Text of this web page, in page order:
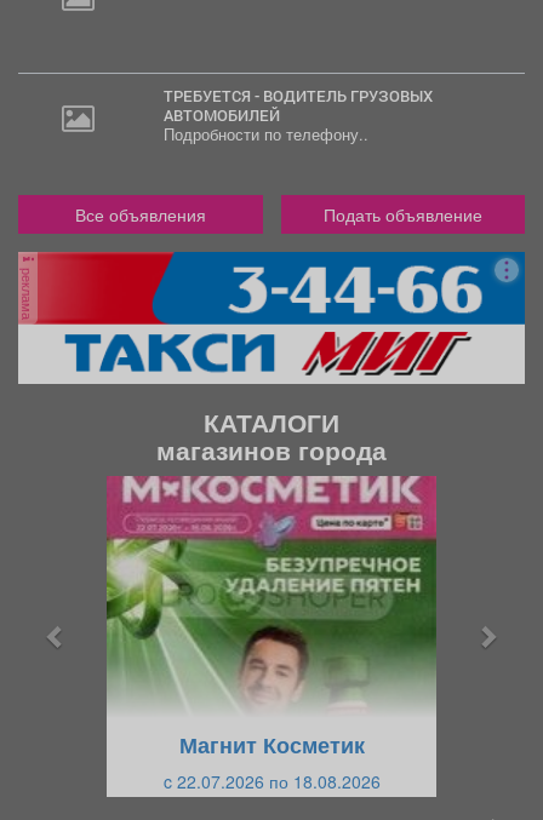
ТРЕБУЕТСЯ - ВОДИТЕЛЬ ГРУЗОВЫХ
АВТОМОБИЛЕЙ
Подробности по телефону..
Все объявления Подать объявление
реклама
КАТАЛОГИ
магазинов города
Магнит Косметик
c 22.07.2026 по 18.08.2026